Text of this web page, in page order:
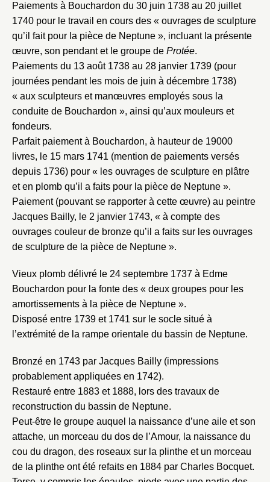
Paiements à Bouchardon du 30 juin 1738 au 20 juillet
1740 pour le travail en cours des « ouvrages de sculpture
qu’il fait pour la pièce de Neptune », incluant la présente
œuvre, son pendant et le groupe de Protée.
Paiements du 13 août 1738 au 28 janvier 1739 (pour
journées pendant les mois de juin à décembre 1738)
« aux sculpteurs et manœuvres employés sous la
conduite de Bouchardon », ainsi qu’aux mouleurs et
fondeurs.
Parfait paiement à Bouchardon, à hauteur de 19000
livres, le 15 mars 1741 (mention de paiements versés
depuis 1736) pour « les ouvrages de sculpture en plâtre
et en plomb qu’il a faits pour la pièce de Neptune ».
Paiement (pouvant se rapporter à cette œuvre) au peintre
Jacques Bailly, le 2 janvier 1743, « à compte des
ouvrages couleur de bronze qu’il a faits sur les ouvrages
de sculpture de la pièce de Neptune ».
Vieux plomb délivré le 24 septembre 1737 à Edme
Bouchardon pour la fonte des « deux groupes pour les
amortissements à la pièce de Neptune ».
Disposé entre 1739 et 1741 sur le socle situé à
l’extrémité de la rampe orientale du bassin de Neptune.
Bronzé en 1743 par Jacques Bailly (impressions
probablement appliquées en 1742).
Restauré entre 1883 et 1888, lors des travaux de
reconstruction du bassin de Neptune.
Peut-être le groupe auquel la naissance d’une aile et son
attache, un morceau du dos de l’Amour, la naissance du
cou du dragon, des roseaux sur la plinthe et un morceau
de la plinthe ont été refaits en 1884 par Charles Bocquet.
Choix du dossier où ajouter la
notice
Nom du dossier
Connexion
Courriel